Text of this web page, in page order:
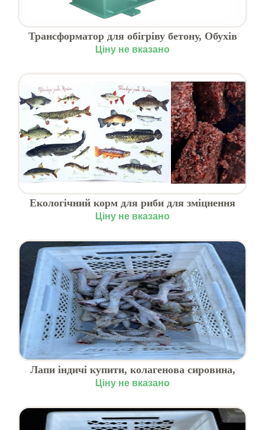
Трансформатор для обігріву бетону, Обухів
Ціну не вказано
Екологічний корм для риби для зміцнення
імунітету
Ціну не вказано
Лапи індичі купити, колагенова сировина,
вигідна ціна
Ціну не вказано